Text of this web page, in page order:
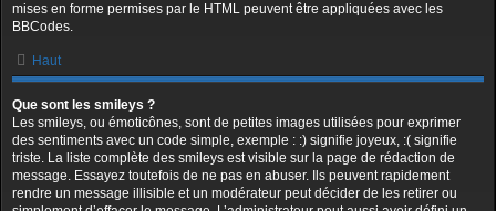
mises en forme permises par le HTML peuvent être appliquées avec les
BBCodes.
Haut
Que sont les smileys ?
Les smileys, ou émoticônes, sont de petites images utilisées pour exprimer
des sentiments avec un code simple, exemple : :) signifie joyeux, :( signifie
triste. La liste complète des smileys est visible sur la page de rédaction de
message. Essayez toutefois de ne pas en abuser. Ils peuvent rapidement
rendre un message illisible et un modérateur peut décider de les retirer ou